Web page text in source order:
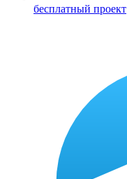
бесплатный проект